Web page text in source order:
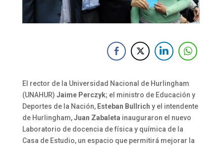
El rector de la Universidad Nacional de Hurlingham
(UNAHUR) Jaime Perczyk; el ministro de Educación y
Deportes de la Nación, Esteban Bullrich y el intendente
de Hurlingham,Juan Zabaleta inauguraron el nuevo
Laboratorio de docencia de física y química de la
Casa de Estudio, un espacio que permitirá mejorar la